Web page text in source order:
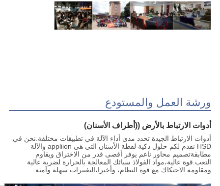
ورشة العمل والمستودع
أدوات الارتباط بالأرض ((أطراف الأسنان)
أدوات الارتباط الجيدة تحدد مدى أداء الآلة في تطبيقات مختلفة.نحن في
HSD نقدم لكم حلول ذكية لقطة الأسنان التي هي appliion والآلة
مطابقةتصميم محاور ناعم يوفر أقصى قدر من الاختراق ويقاوم
التعب.قوة عالية،مواد الفولاذ سبائك المعالجة بالحرارة لضربة عالية
ومقاومة الاحتكاك مع قوة النظام، وأخيرا،التغييرات سهلة وآمنة.